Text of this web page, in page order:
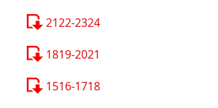
2122-2324
1819-2021
1516-1718